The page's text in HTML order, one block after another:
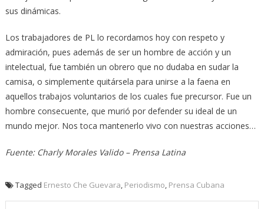
sus dinámicas.
Los trabajadores de PL lo recordamos hoy con respeto y
admiración, pues además de ser un hombre de acción y un
intelectual, fue también un obrero que no dudaba en sudar la
camisa, o simplemente quitársela para unirse a la faena en
aquellos trabajos voluntarios de los cuales fue precursor. Fue un
hombre consecuente, que murió por defender su ideal de un
mundo mejor. Nos toca mantenerlo vivo con nuestras acciones…
Fuente: Charly Morales Valido – Prensa Latina
Tagged Ernesto Che Guevara, Periodismo, Prensa Cubana